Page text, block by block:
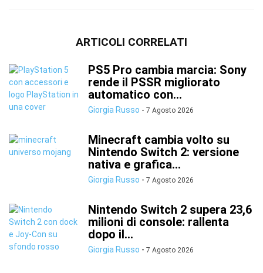
ARTICOLI CORRELATI
PS5 Pro cambia marcia: Sony
rende il PSSR migliorato
automatico con...
Giorgia Russo - 7 Agosto 2026
Minecraft cambia volto su
Nintendo Switch 2: versione
nativa e grafica...
Giorgia Russo - 7 Agosto 2026
Nintendo Switch 2 supera 23,6
milioni di console: rallenta
dopo il...
Giorgia Russo - 7 Agosto 2026